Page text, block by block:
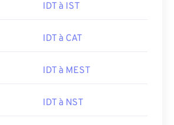
IDT à IST
IDT à CAT
IDT à MEST
IDT à NST